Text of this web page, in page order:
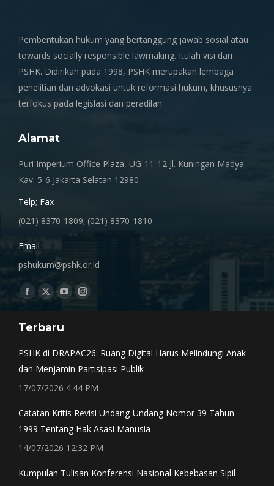
Pembentukan hukum yang bertanggung jawab sosial atau
towards socially responsible lawmaking. Itulah visi dari
PSHK. Didirikan pada 1998, PSHK merupakan lembaga
penelitian dan advokasi untuk reformasi hukum, khususnya
terfokus pada legislasi dan peradilan.
Alamat
Puri Imperium Office Plaza, UG-11-12 Jl. Kuningan Madya
Kav. 5-6 Jakarta Selatan 12980
Telp; Fax
(021) 8370-1809; (021) 8370-1810
Email
pshukum@pshk.or.id
Find us on:
Facebook
opens
window
X
opens
window
YouTube
opens
Instagram
window
Terbaru
PSHK di DRAPAC26: Ruang Digital Harus Melindungi Anak
dan Menjamin Partisipasi Publik
17/07/2026 4:44 PM
Catatan Kritis Revisi Undang-Undang Nomor 39 Tahun
1999 Tentang Hak Asasi Manusia
14/07/2026 12:32 PM
Kumpulan Tulisan Konferensi Nasional Kebebasan Sipil